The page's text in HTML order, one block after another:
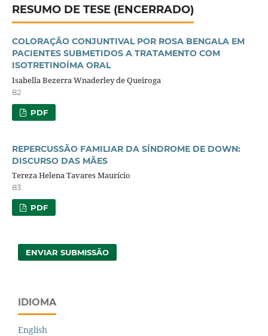
RESUMO DE TESE (ENCERRADO)
COLORAÇÃO CONJUNTIVAL POR ROSA BENGALA EM
PACIENTES SUBMETIDOS A TRATAMENTO COM
ISOTRETINOÍMA ORAL
Isabella Bezerra Wnaderley de Queiroga
82
PDF
REPERCUSSÃO FAMILIAR DA SÍNDROME DE DOWN:
DISCURSO DAS MÃES
Tereza Helena Tavares Maurício
83
PDF
ENVIAR SUBMISSÃO
IDIOMA
English